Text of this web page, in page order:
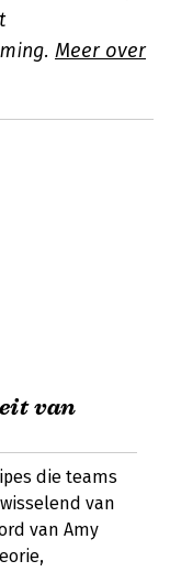
Meer over
van
die teams
van
van Amy